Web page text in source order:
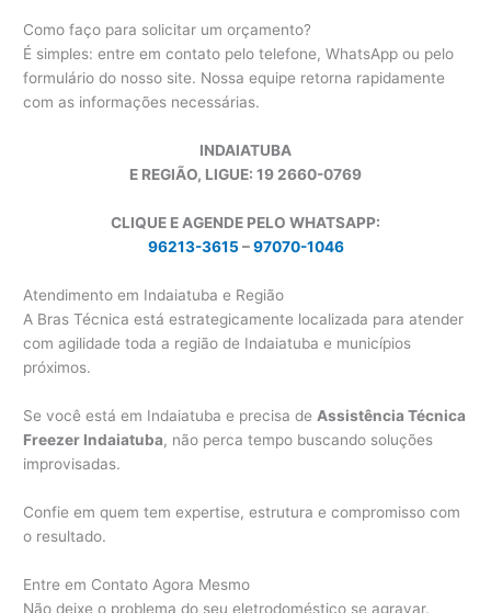
Como faço para solicitar um orçamento?
É simples: entre em contato pelo telefone, WhatsApp ou pelo
formulário do nosso site. Nossa equipe retorna rapidamente
com as informações necessárias.
INDAIATUBA
E REGIÃO, LIGUE: 19 2660-0769
CLIQUE E AGENDE PELO WHATSAPP:
96213-3615 –97070-1046
Atendimento em Indaiatuba e Região
A Bras Técnica está estrategicamente localizada para atender
com agilidade toda a região de Indaiatuba e municípios
próximos.
Se você está em Indaiatuba e precisa de Assistência Técnica
Freezer Indaiatuba, não perca tempo buscando soluções
improvisadas.
Confie em quem tem expertise, estrutura e compromisso com
o resultado.
Entre em Contato Agora Mesmo
Não deixe o problema do seu eletrodoméstico se agravar.